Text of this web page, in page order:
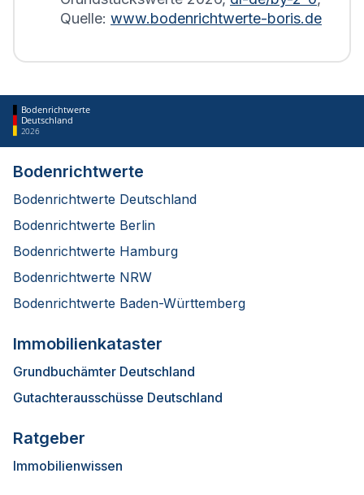
Quelle: www.bodenrichtwerte-boris.de
Bodenrichtwerte
Deutschland
2026
Bodenrichtwerte
Bodenrichtwerte Deutschland
Bodenrichtwerte Berlin
Bodenrichtwerte Hamburg
Bodenrichtwerte NRW
Bodenrichtwerte Baden-Württemberg
Immobilienkataster
Grundbuchämter Deutschland
Gutachterausschüsse Deutschland
Ratgeber
Immobilienwissen